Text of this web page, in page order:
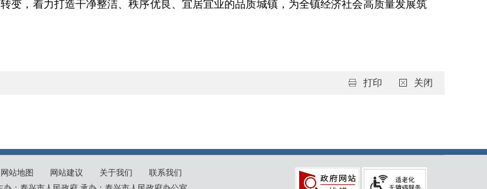
变，着力打造干净整洁、秩序优良、宜居宜业的品质城镇，为全镇经济社会高质量发展筑
打印 关闭
网站地图 网站建议 关于我们
联系我们